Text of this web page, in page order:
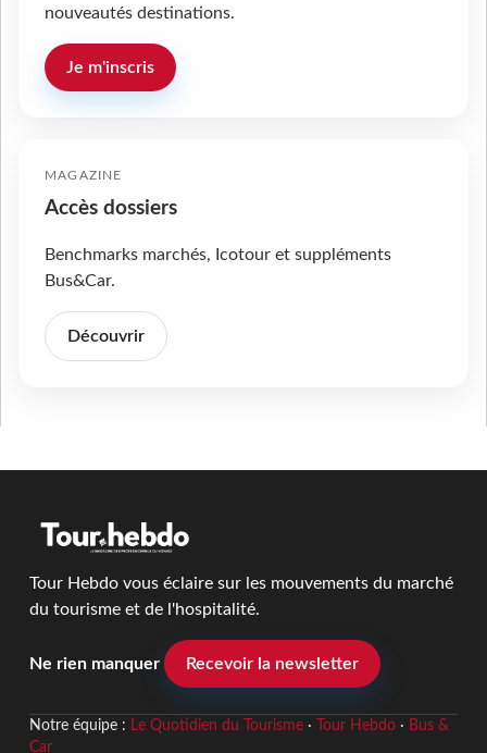
nouveautés destinations.
Je m'inscris
MAGAZINE
Accès dossiers
Benchmarks marchés, Icotour et suppléments
Bus&Car.
Découvrir
Tour Hebdo vous éclaire sur les mouvements du marché
du tourisme et de l'hospitalité.
Ne rien manquer Recevoir la newsletter
Notre équipe : Le Quotidien du Tourisme· Tour Hebdo· Bus &
Car